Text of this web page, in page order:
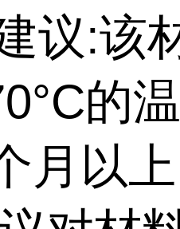
议:该
的
月以